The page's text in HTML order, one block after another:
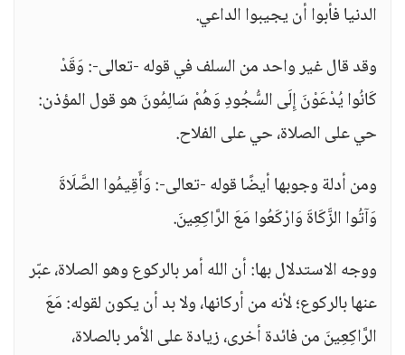
الدنيا فأبوا أن يجيبوا الداعي.
وقد قال غير واحد من السلف في قوله -تعالى-: وَقَدْ
كَانُوا يُدْعَوْنَ إِلَى السُّجُودِ وَهُمْ سَالِمُونَ هو قول المؤذن:
حي على الصلاة، حي على الفلاح.
ومن أدلة وجوبها أيضًا قوله -تعالى-: وَأَقِيمُوا الصَّلَاةَ
وَآتُوا الزَّكَاةَ وَارْكَعُوا مَعَ الرَّاكِعِينَ.
ووجه الاستدلال بها: أن الله أمر بالركوع وهو الصلاة، عبّر
عنها بالركوع؛ لأنه من أركانها، ولا بد أن يكون لقوله: مَعَ
الرَّاكِعِينَ من فائدة أخرى، زيادة على الأمر بالصلاة،